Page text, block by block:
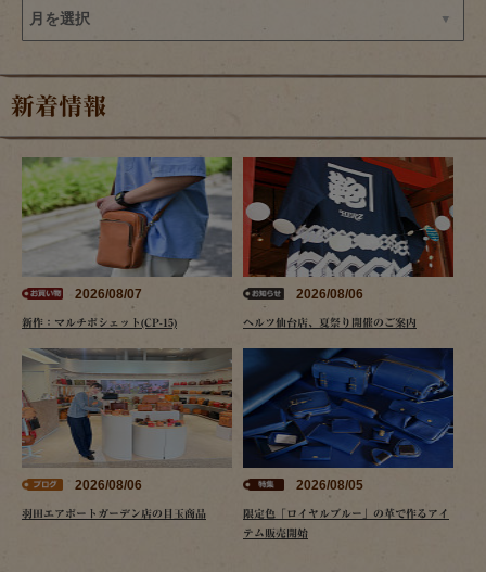
新着情報
2026/08/07
新作：マルチポシェット(CP-15)
2026/08/06
ヘルツ仙台店、夏祭り開催のご案内
2026/08/06
羽田エアポートガーデン店の目玉商品
2026/08/05
限定色「ロイヤルブルー」の革で作るアイ
テム販売開始